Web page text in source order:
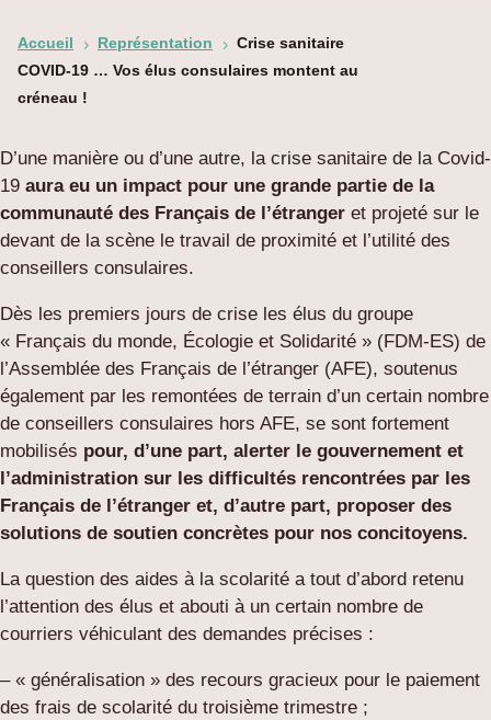
Accueil 5 Représentation 5 Crise sanitaire
COVID-19 … Vos élus consulaires montent au
créneau !
D’une manière ou d’une autre, la crise sanitaire de la Covid-
19 aura eu un impact pour une grande partie de la
communauté des Français de l’étranger et projeté sur le
devant de la scène le travail de proximité et l’utilité des
conseillers consulaires.
Dès les premiers jours de crise les élus du groupe
« Français du monde, Écologie et Solidarité » (FDM-ES) de
l’Assemblée des Français de l’étranger (AFE), soutenus
également par les remontées de terrain d’un certain nombre
de conseillers consulaires hors AFE, se sont fortement
mobilisés pour, d’une part, alerter le gouvernement et
l’administration sur les difficultés rencontrées par les
Français de l’étranger et, d’autre part, proposer des
solutions de soutien concrètes pour nos concitoyens.
La question des aides à la scolarité a tout d’abord retenu
l’attention des élus et abouti à un certain nombre de
courriers véhiculant des demandes précises :
– « généralisation » des recours gracieux pour le paiement
des frais de scolarité du troisième trimestre ;